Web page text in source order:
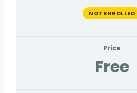
NOT ENROLLED
Price
Free